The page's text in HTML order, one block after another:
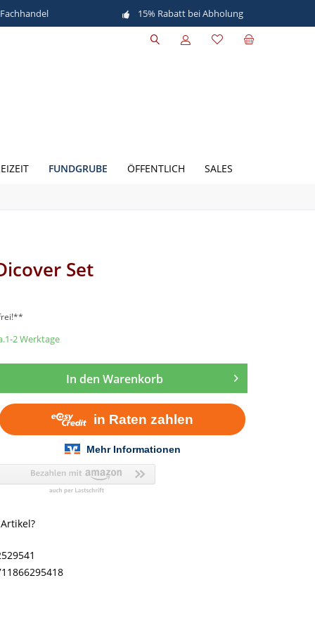
15% Rabatt bei Abholung
FUNDGRUBE ÖFFENTLICH SALES
Set
2 Werktage
In den Warenkorb